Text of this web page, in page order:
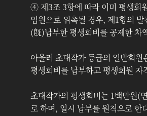
④ 제3조 3항에 따라 이미 평생회
임원으로 위촉될 경우, 제1항의
(旣)납부한 평생회비를 공제한 차
아울러 초대작가 등급의 일반회원
평생회비를 납부하고 평생회원 자
초대작가의 평생회비는 1백만원(
로 하며, 일시 납부를 원칙으로 한